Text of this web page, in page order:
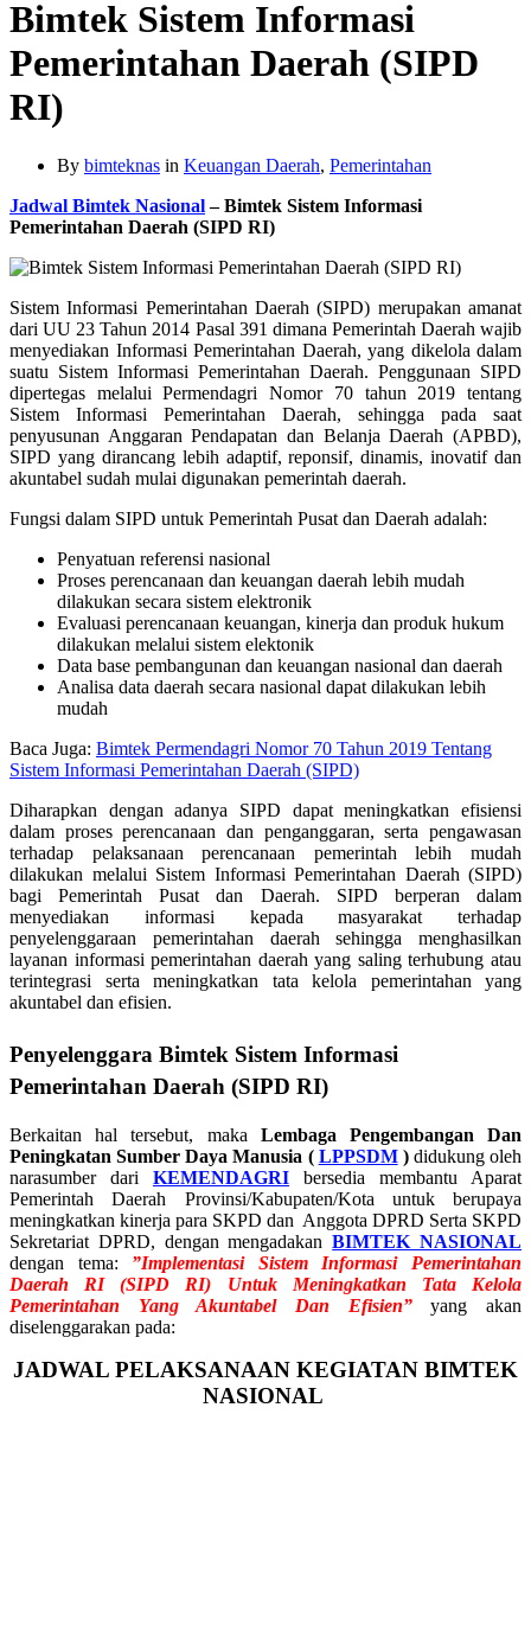
Bimtek Sistem Informasi
Pemerintahan Daerah (SIPD
RI)
By bimteknas in Keuangan Daerah, Pemerintahan
Jadwal Bimtek Nasional– Bimtek Sistem Informasi
Pemerintahan Daerah (SIPD RI)
Sistem Informasi Pemerintahan Daerah (SIPD) merupakan amanat
dari UU 23 Tahun 2014 Pasal 391 dimana Pemerintah Daerah wajib
menyediakan Informasi Pemerintahan Daerah, yang dikelola dalam
suatu Sistem Informasi Pemerintahan Daerah. Penggunaan SIPD
dipertegas melalui Permendagri Nomor 70 tahun 2019 tentang
Sistem Informasi Pemerintahan Daerah, sehingga pada saat
penyusunan Anggaran Pendapatan dan Belanja Daerah (APBD),
SIPD yang dirancang lebih adaptif, reponsif, dinamis, inovatif dan
akuntabel sudah mulai digunakan pemerintah daerah.
Fungsi dalam SIPD untuk Pemerintah Pusat dan Daerah adalah:
Penyatuan referensi nasional
Proses perencanaan dan keuangan daerah lebih mudah
dilakukan secara sistem elektronik
Evaluasi perencanaan keuangan, kinerja dan produk hukum
dilakukan melalui sistem elektonik
Data base pembangunan dan keuangan nasional dan daerah
Analisa data daerah secara nasional dapat dilakukan lebih
mudah
Baca Juga: Bimtek Permendagri Nomor 70 Tahun 2019 Tentang
Sistem Informasi Pemerintahan Daerah (SIPD)
Diharapkan dengan adanya SIPD dapat meningkatkan efisiensi
dalam proses perencanaan dan penganggaran, serta pengawasan
terhadap pelaksanaan perencanaan pemerintah lebih mudah
dilakukan melalui Sistem Informasi Pemerintahan Daerah (SIPD)
bagi Pemerintah Pusat dan Daerah. SIPD berperan dalam
menyediakan informasi kepada masyarakat terhadap
penyelenggaraan pemerintahan daerah sehingga menghasilkan
layanan informasi pemerintahan daerah yang saling terhubung atau
terintegrasi serta meningkatkan tata kelola pemerintahan yang
akuntabel dan efisien.
Penyelenggara Bimtek Sistem Informasi
Pemerintahan Daerah (SIPD RI)
Berkaitan hal tersebut, maka Lembaga Pengembangan Dan
Peningkatan Sumber Daya Manusia ( LPPSDM)didukung oleh
narasumber dari KEMENDAGRI bersedia membantu Aparat
Pemerintah Daerah Provinsi/Kabupaten/Kota untuk berupaya
meningkatkan kinerja para SKPD dan Anggota DPRD Serta SKPD
Sekretariat DPRD, dengan mengadakanBIMTEK NASIONAL
dengan tema: ”Implementasi Sistem Informasi Pemerintahan
Daerah RI (SIPD RI) Untuk Meningkatkan Tata Kelola
Pemerintahan Yang Akuntabel Dan Efisien”yang akan
diselenggarakan pada:
JADWAL PELAKSANAAN KEGIATAN BIMTEK
NASIONAL